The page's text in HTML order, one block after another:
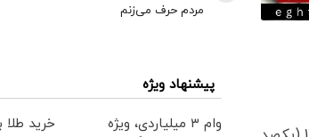
مردم حرف می‌زنم
پیشنهاد ویژه
وام ۳ میلیاردی، ویژه
خرید